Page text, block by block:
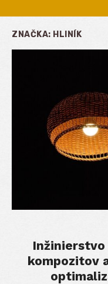
ZNAČKA: HLINÍK
kompozitov